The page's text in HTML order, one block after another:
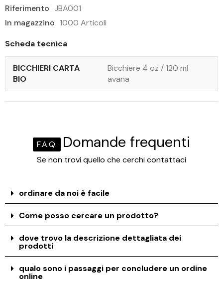
Riferimento JBA001
In magazzino 1000 Articoli
Scheda tecnica
BICCHIERI CARTA
BIO
Bicchiere 4 oz / 120 ml
avana
F.A.Q. Domande frequenti
Se non trovi quello che cerchi contattaci
ordinare da noi è facile
Come posso cercare un prodotto?
dove trovo la descrizione dettagliata dei
prodotti
qualo sono i passaggi per concludere un ordine
online